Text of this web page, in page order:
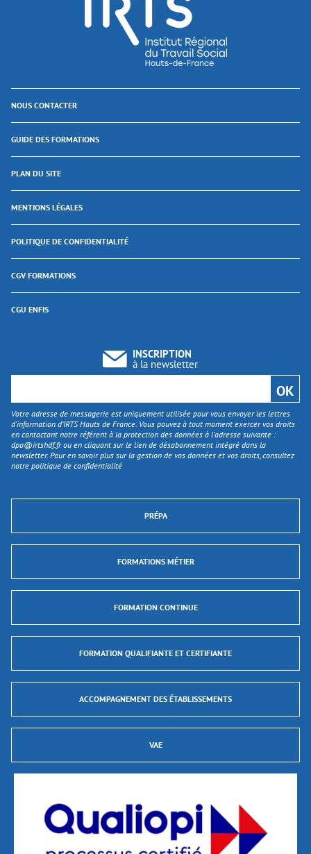
NOUS CONTACTER
GUIDE DES FORMATIONS
PLAN DU SITE
MENTIONS LÉGALES
POLITIQUE DE CONFIDENTIALITÉ
CGV FORMATIONS
CGU ENFIS
INSCRIPTION
à la newsletter
Votre adresse de messagerie est uniquement utilisée pour vous envoyer les lettres
d'information d’IRTS Hauts de France. Vous pouvez à tout moment exercer vos droits
en contactant notre référent à la protection des données à l’adresse suivante :
dpo@irtshdf.frou en cliquant sur le lien de désabonnement intégré dans la
newsletter. Pour en savoir plus sur la gestion de vos données et vos droits, consultez
notre politique de confidentialité
PRÉPA
FORMATIONS MÉTIER
FORMATION CONTINUE
FORMATION QUALIFIANTE ET CERTIFIANTE
ACCOMPAGNEMENT DES ÉTABLISSEMENTS
VAE